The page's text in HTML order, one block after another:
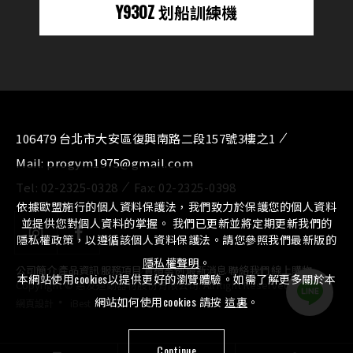
Y930Z 划船訓練機
106479 台北市大安區復興南路二段157號3樓之1
Mail: progym1975@gmail.com
Tel: 02-2325-0328 Fax: 02-2325-0398
公司簡介產品資訊 服務項目⁄實績案例⁄最新消息 聯絡我們 線上購物
Copyright © 惠友運動器材股份有限公司. All Right Reserved.
依據歐盟施行的個人資料保護法，我們致力於保護您的個人資料
並提供您對個人資料的掌握。 我們已更新並將定期更新我們的
隱私權政策，以遵循該個人資料保護法。請您參照我們最新版的
隱私權聲明 。
本網站使用cookies以提供更好的瀏覽體驗。如需了解更多關於本
網站如何使用cookies 請按 這裏 。